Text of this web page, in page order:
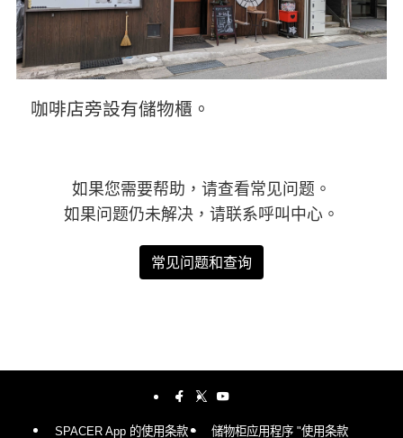
咖啡店旁設有儲物櫃。
如果您需要帮助，请查看常见问题。
如果问题仍未解决，请联系呼叫中心。
常见问题和查询
SPACER App 的使用条款。 储物柜应用程序 "使用条款